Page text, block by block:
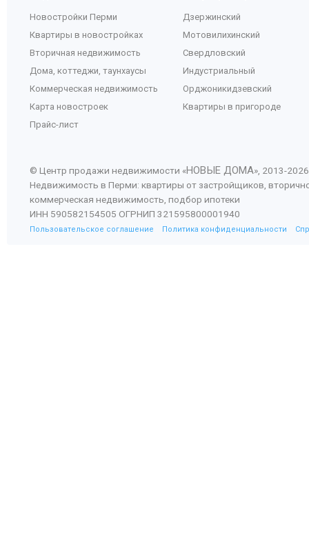
Новостройки Перми
Квартиры в новостройках
Вторичная недвижимость
Дома, коттеджи, таунхаусы
Коммерческая недвижимость
Карта новостроек
Прайс-лист
Дзержинский
Мотовилихинский
Свердловский
Индустриальный
Орджоникидзевский
Квартиры в пригороде
© Центр продажи недвижимости «НОВЫЕ ДОМА», 2013-2026
Недвижимость в Перми: квартиры от застройщиков,
коммерческая недвижимость, подбор ипотеки
ИНН 590582154505 ОГРНИП 321595800001940
Пользовательское соглашение Политика конфиденциальности